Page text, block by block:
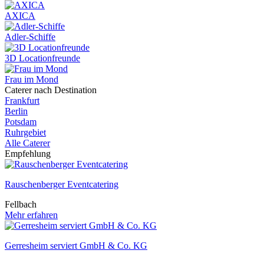
AXICA
Adler-Schiffe
3D Locationfreunde
Frau im Mond
Caterer nach Destination
Frankfurt
Berlin
Potsdam
Ruhrgebiet
Alle Caterer
Empfehlung
Rauschenberger Eventcatering
Fellbach
Mehr erfahren
Gerresheim serviert GmbH & Co. KG